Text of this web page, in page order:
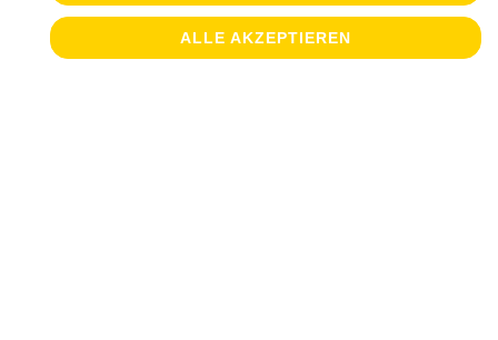
JETZT BESTELLEN
ALLE AKZEPTIEREN